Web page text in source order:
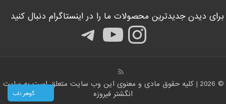
گوهر ناب
برای دیدن جدیدترین محصولات ما را در اینستاگرام دنبال کنید
اینستاگرم
یوتیوب
تلگرام
© 2026 | کلیه حقوق مادی و معنوی این وب سایت متعلق است به سایت
انگشتر فیروزه